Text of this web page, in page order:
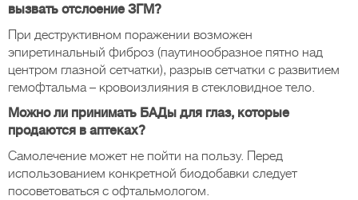
вызвать отслоение ЗГМ?
При деструктивном поражении возможен
эпиретинальный фиброз (паутинообразное пятно над
центром глазной сетчатки), разрыв сетчатки с развитием
гемофтальма – кровоизлияния в стекловидное тело.
Можно ли принимать БАДы для глаз, которые
продаются в аптеках?
Самолечение может не пойти на пользу. Перед
использованием конкретной биодобавки следует
посоветоваться с офтальмологом.